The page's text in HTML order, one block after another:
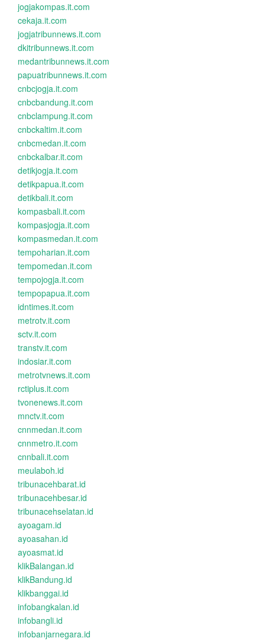
jogjakompas.it.com
cekaja.it.com
jogjatribunnews.it.com
dkitribunnews.it.com
medantribunnews.it.com
papuatribunnews.it.com
cnbcjogja.it.com
cnbcbandung.it.com
cnbclampung.it.com
cnbckaltim.it.com
cnbcmedan.it.com
cnbckalbar.it.com
detikjogja.it.com
detikpapua.it.com
detikbali.it.com
kompasbali.it.com
kompasjogja.it.com
kompasmedan.it.com
tempoharian.it.com
tempomedan.it.com
tempojogja.it.com
tempopapua.it.com
idntimes.it.com
metrotv.it.com
sctv.it.com
transtv.it.com
indosiar.it.com
metrotvnews.it.com
rctiplus.it.com
tvonenews.it.com
mnctv.it.com
cnnmedan.it.com
cnnmetro.it.com
cnnbali.it.com
meulaboh.id
tribunacehbarat.id
tribunacehbesar.id
tribunacehselatan.id
ayoagam.id
ayoasahan.id
ayoasmat.id
klikBalangan.id
klikBandung.id
klikbanggai.id
infobangkalan.id
infobangli.id
infobanjarnegara.id